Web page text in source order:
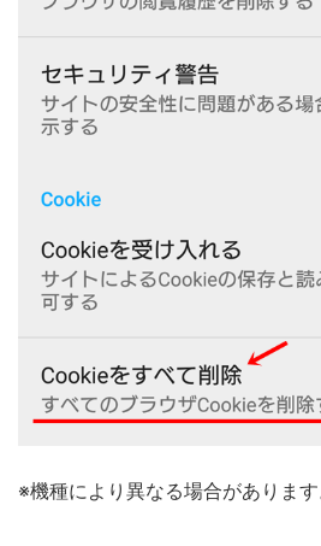
※機種により異なる場合があります